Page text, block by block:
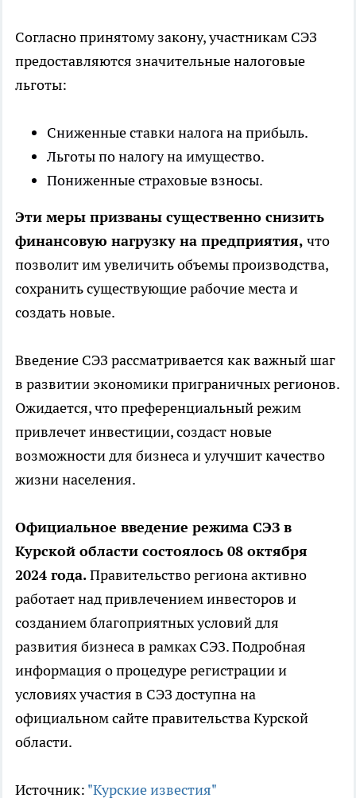
Согласно принятому закону, участникам СЭЗ
предоставляются значительные налоговые
льготы:
Сниженные ставки налога на прибыль.
Льготы по налогу на имущество.
Пониженные страховые взносы.
Эти меры призваны существенно снизить
финансовую нагрузку на предприятия, что
позволит им увеличить объемы производства,
сохранить существующие рабочие места и
создать новые.
Введение СЭЗ рассматривается как важный шаг
в развитии экономики приграничных регионов.
Ожидается, что преференциальный режим
привлечет инвестиции, создаст новые
возможности для бизнеса и улучшит качество
жизни населения.
Официальное введение режима СЭЗ в
Курской области состоялось 08 октября
2024 года.Правительство региона активно
работает над привлечением инвесторов и
созданием благоприятных условий для
развития бизнеса в рамках СЭЗ. Подробная
информация о процедуре регистрации и
условиях участия в СЭЗ доступна на
официальном сайте правительства Курской
области.
Источник: "Курские известия"